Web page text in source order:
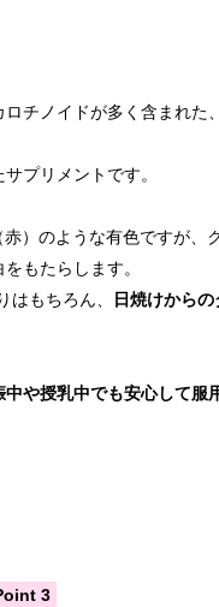
チノイドが多く含まれた
プリメントです。
）のような有色ですが、
もたらします。
はもちろん、 日焼けから
中や授乳中でも安心して服
3